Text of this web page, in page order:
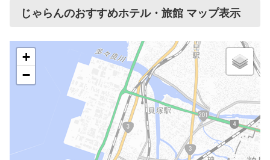
じゃらんのおすすめホテル・旅館 マップ表示
+
−